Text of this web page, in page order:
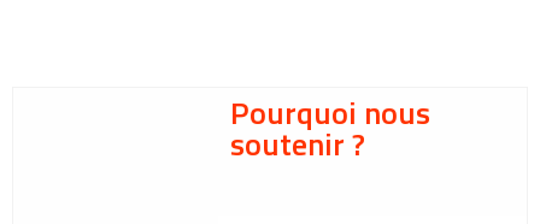
Pourquoi nous
soutenir ?